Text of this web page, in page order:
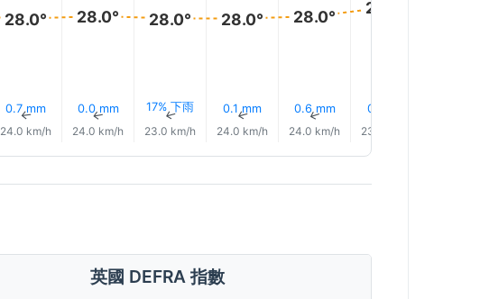
28.0°
0.7 mm
↑
24.0 km/h
28.0°
0.0 mm
↑
24.0 km/h
28.0°
17% 下雨
↑
23.0 km/h
28.0°
0.1 mm
↑
24.0 km/h
28.0°
0.6 mm
↑
24.0 km/h
28.0°
0.1 mm
23.0 km/h
英國 DEFRA 指數